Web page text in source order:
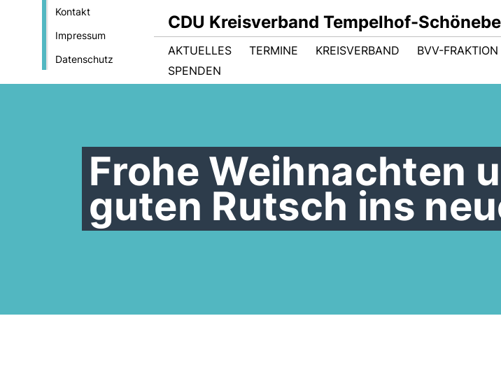
Kontakt
Impressum
Datenschutz
CDU Kreisverband Tempelhof-
AKTUELLES TERMINE KREISVERBAND BVV-FRAKTION
SPENDEN
Frohe Weihnachten
guten Rutsch ins